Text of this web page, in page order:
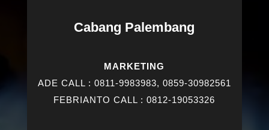
Cabang Palembang
MARKETING
ADE CALL : 0811-9983983, 0859-30982561
FEBRIANTO CALL : 0812-19053326